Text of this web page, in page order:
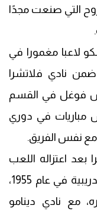
التي صنعت مجدًا
لاعبا مغمورا في
ضمن نادي فلاتشرا
فوغل في القسم
مباريات في دوري
نفس الفريق.
بعد اعتزاله اللعب
سنة 1955، بدأ ماردارسكو مسيرته التدريبية في عام 1955،
مع نادي دينامو